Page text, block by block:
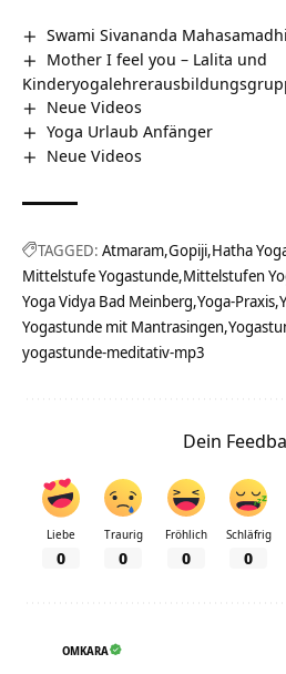
Swami Sivananda Mahasamadhi
Mother I feel you – Lalita und
Neue Videos
Yoga Urlaub Anfänger
Neue Videos
TAGGED: Atmaram Gopiji Hatha
Mittelstufe Yogastunde Mittelstufen
Yoga Vidya Bad Meinberg Yoga-Praxis
Yogastunde mit Mantrasingen
yogastunde-meditativ-mp3
Dein
Liebe
0
Traurig
0
Fröhlich
0
Schläfrig
0
OMKARA